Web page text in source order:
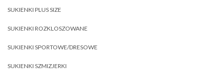
SUKIENKI PLUS SIZE
SUKIENKI ROZKLOSZOWANE
SUKIENKI SPORTOWE/DRESOWE
SUKIENKI SZMIZJERKI